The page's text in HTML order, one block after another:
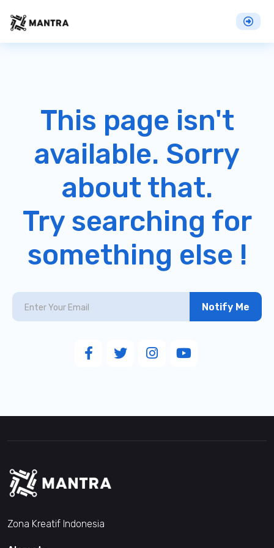
This page isn't
available. Sorry
about that.
Try searching for
something else !
Notify Me
Zona Kreatif Indonesia